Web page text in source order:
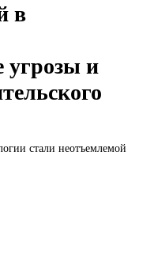
в
угрозы и
стали неотъемлемой